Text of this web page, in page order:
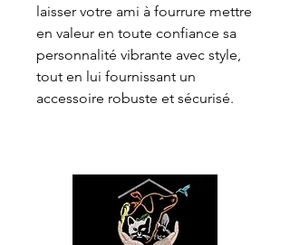
laisser votre ami à fourrure mettre
en valeur en toute confiance sa
personnalité vibrante avec style,
tout en lui fournissant un
accessoire robuste et sécurisé.